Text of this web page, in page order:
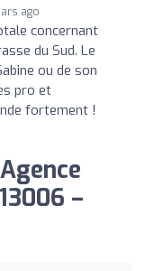
ago
concernant
du Sud. Le
ou de son
pro et
fortement !
–